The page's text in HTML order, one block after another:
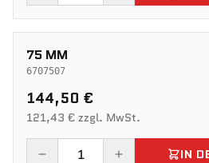
75 MM
6707507
144,50 €
121,43 € zzgl. MwSt.
IN